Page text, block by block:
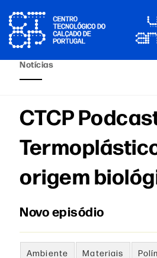
Notícias
CTCP
origem
Novo episódio
Ambiente Materiais